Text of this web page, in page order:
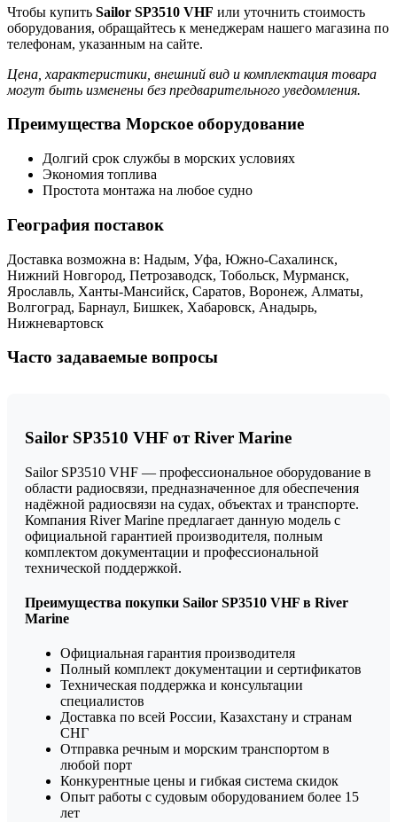
Чтобы купить Sailor SP3510 VHF или уточнить стоимость
оборудования, обращайтесь к менеджерам нашего магазина по
телефонам, указанным на сайте.
Цена, характеристики, внешний вид и комплектация товара
могут быть изменены без предварительного уведомления.
Преимущества Морское оборудование
Долгий срок службы в морских условиях
Экономия топлива
Простота монтажа на любое судно
География поставок
Доставка возможна в: Надым, Уфа, Южно-Сахалинск,
Нижний Новгород, Петрозаводск, Тобольск, Мурманск,
Ярославль, Ханты-Мансийск, Саратов, Воронеж, Алматы,
Волгоград, Барнаул, Бишкек, Хабаровск, Анадырь,
Нижневартовск
Часто задаваемые вопросы
Sailor SP3510 VHF от River Marine
Sailor SP3510 VHF — профессиональное оборудование в
области радиосвязи, предназначенное для обеспечения
надёжной радиосвязи на судах, объектах и транспорте.
Компания River Marine предлагает данную модель с
официальной гарантией производителя, полным
комплектом документации и профессиональной
технической поддержкой.
Преимущества покупки Sailor SP3510 VHF в River
Marine
Официальная гарантия производителя
Полный комплект документации и сертификатов
Техническая поддержка и консультации
специалистов
Доставка по всей России, Казахстану и странам
СНГ
Отправка речным и морским транспортом в
любой порт
Конкурентные цены и гибкая система скидок
Опыт работы с судовым оборудованием более 15
лет